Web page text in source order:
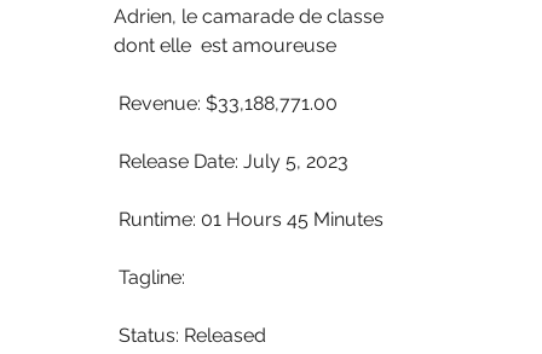
Adrien, le camarade de classe
dont elle  est amoureuse
Revenue: $33,188,771.00
Release Date: July 5, 2023
Runtime: 01 Hours 45 Minutes
Tagline:
Status: Released